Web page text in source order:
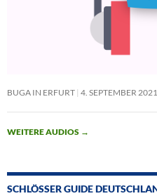
BUGA IN ERFURT 4. SEPTEMBER 2021
WEITERE AUDIOS →
SCHLÖSSER GUIDE